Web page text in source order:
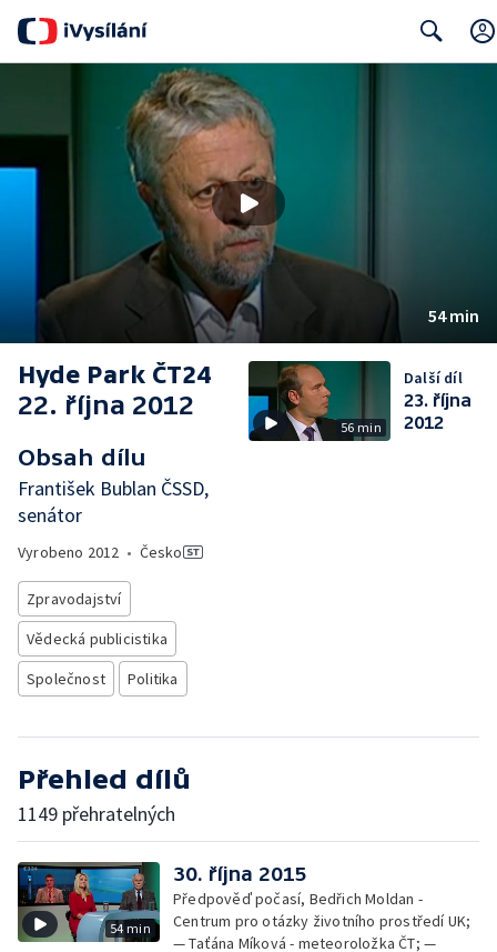
54 min
Hyde Park ČT24
22. října 2012
Obsah dílu
František Bublan ČSSD,
senátor
Vyrobeno 2012 • Česko
Zpravodajství
Vědecká publicistika
Společnost
Politika
56 min
Další díl
23. října
2012
Přehled dílů
1149 přehratelných
54 min
30. října 2015
Předpověď počasí, Bedřich Moldan -
Centrum pro otázky životního prostředí UK;
— Taťána Míková - meteoroložka ČT; —